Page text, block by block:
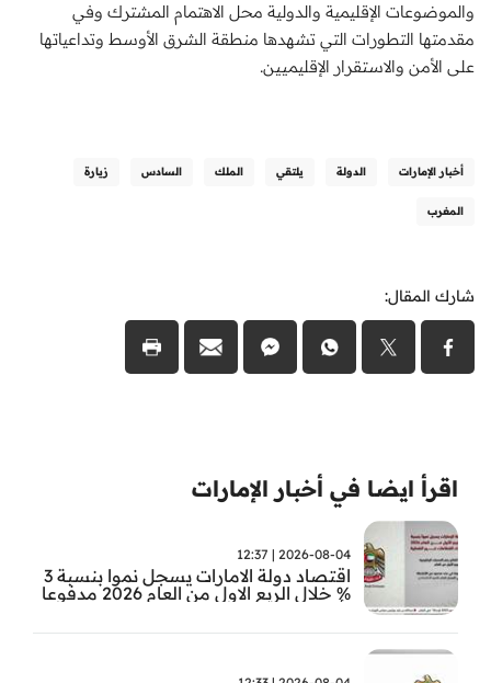
والموضوعات الإقليمية والدولية محل الاهتمام المشترك وفي
مقدمتها التطورات التي تشهدها منطقة الشرق الأوسط وتداعياتها
على الأمن والاستقرار الإقليميين.
أخبار الإمارات الدولة يلتقي الملك السادس زيارة
المغرب
شارك المقال:
اقرأ ايضا في أخبار الإمارات
2026-08-04 | 12:37
اقتصاد دولة الامارات يسجل نموا بنسبة 3
% خلال الربع الاول من العام 2026 مدفوعا